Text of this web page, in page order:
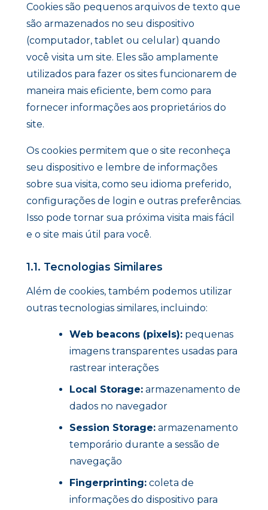
Cookies são pequenos arquivos de texto que
são armazenados no seu dispositivo
(computador, tablet ou celular) quando
você visita um site. Eles são amplamente
utilizados para fazer os sites funcionarem de
maneira mais eficiente, bem como para
fornecer informações aos proprietários do
site.
Os cookies permitem que o site reconheça
seu dispositivo e lembre de informações
sobre sua visita, como seu idioma preferido,
configurações de login e outras preferências.
Isso pode tornar sua próxima visita mais fácil
e o site mais útil para você.
1.1. Tecnologias Similares
Além de cookies, também podemos utilizar
outras tecnologias similares, incluindo:
Web beacons (pixels): pequenas
imagens transparentes usadas para
rastrear interações
Local Storage: armazenamento de
dados no navegador
Session Storage: armazenamento
temporário durante a sessão de
navegação
Fingerprinting: coleta de
informações do dispositivo para